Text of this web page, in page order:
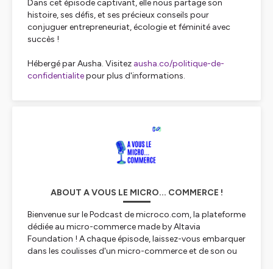
Dans cet épisode captivant, elle nous partage son
histoire, ses défis, et ses précieux conseils pour
conjuguer entrepreneuriat, écologie et féminité avec
succès !
Hébergé par Ausha. Visitez ausha.co/politique-de-
confidentialitepour plus d'informations.
ABOUT A VOUS LE MICRO... COMMERCE !
Bienvenue sur le Podcast de microco.com, la plateforme
dédiée au micro-commerce made by Altavia
Foundation ! A chaque épisode, laissez-vous embarquer
dans les coulisses d'un micro-commerce et de son ou